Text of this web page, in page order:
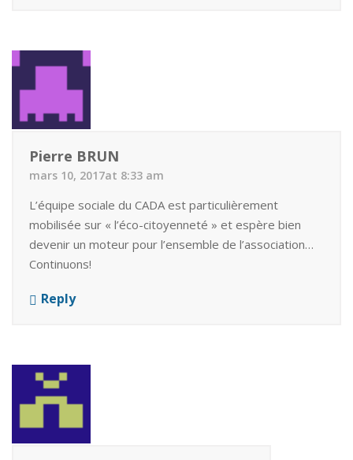
Pierre BRUN
mars 10, 2017at 8:33 am
L’équipe sociale du CADA est particulièrement
mobilisée sur « l’éco-citoyenneté » et espère bien
devenir un moteur pour l’ensemble de l’association…
Continuons!
Reply